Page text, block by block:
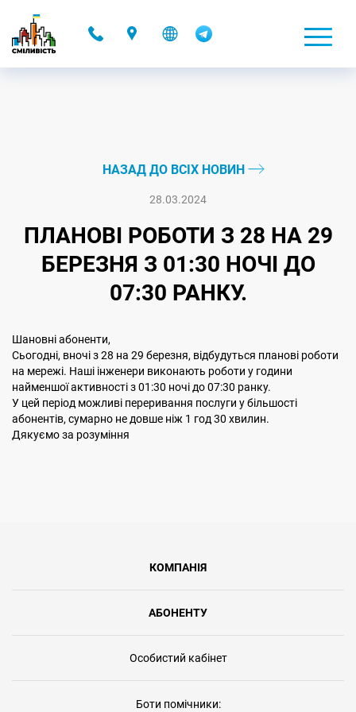
НАЗАД ДО ВСІХ НОВИН
28.03.2024
ПЛАНОВІ РОБОТИ З 28 НА 29
БЕРЕЗНЯ З 01:30 НОЧІ ДО
07:30 РАНКУ.
Шановні абоненти,
Сьогодні, вночі з 28 на 29 березня, відбудуться планові роботи
на мережі. Наші інженери виконають роботи у години
найменшої активності з 01:30 ночі до 07:30 ранку.
У цей період можливі переривання послуги у більшості
абонентів, сумарно не довше ніж 1 год 30 хвилин.
Дякуємо за розуміння
КОМПАНІЯ
АБОНЕНТУ
Особистий кабінет
Боти помічники: